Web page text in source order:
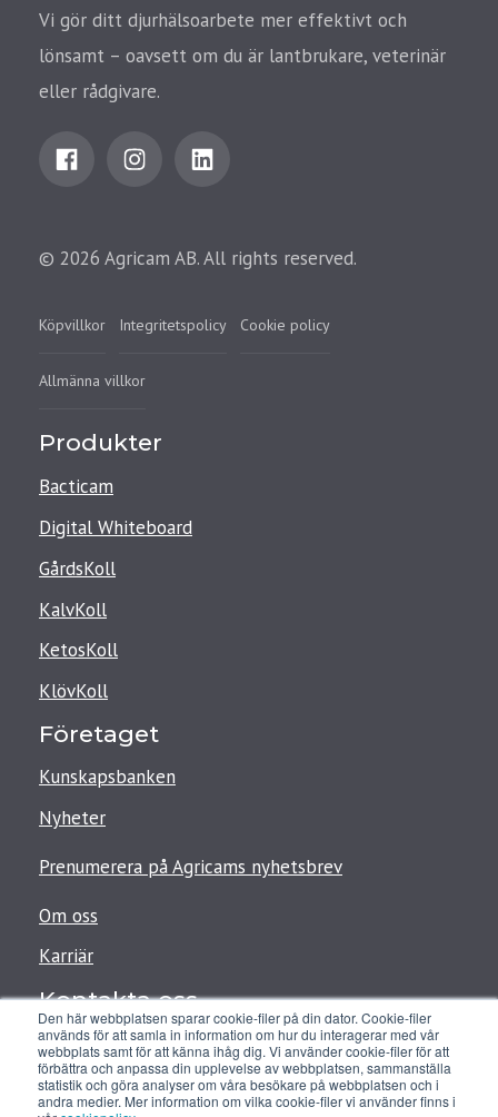
Den här webbplatsen sparar cookie-filer på din dator. Cookie-filer
används för att samla in information om hur du interagerar med vår
webbplats samt för att känna ihåg dig. Vi använder cookie-filer för att
förbättra och anpassa din upplevelse av webbplatsen, sammanställa
statistik och göra analyser om våra besökare på webbplatsen och i
andra medier. Mer information om vilka cookie-filer vi använder finns i
Vi gör ditt djurhälsoarbete mer effektivt och
lönsamt – oavsett om du är lantbrukare, veterinär
eller rådgivare.
© 2026 Agricam AB. All rights reserved.
Köpvillkor Integritetspolicy Cookie policy
Allmänna villkor
Produkter
Bacticam
Digital Whiteboard
GårdsKoll
KalvKoll
KetosKoll
KlövKoll
Företaget
Kunskapsbanken
Nyheter
Prenumerera på Agricams nyhetsbrev
Om oss
Karriär
Kontakta oss
support@agricam.se
+4676-861 99 08